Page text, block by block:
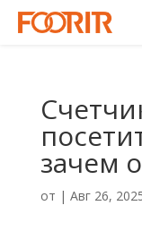
зачем
от | Авг 26,